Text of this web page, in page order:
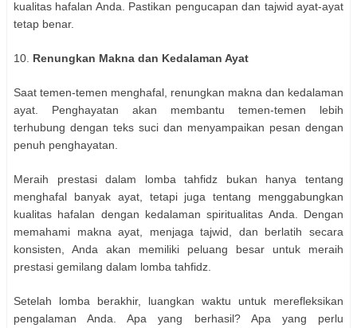
kualitas hafalan Anda. Pastikan pengucapan dan tajwid ayat-ayat
tetap benar.
10. Renungkan Makna dan Kedalaman Ayat
Saat temen-temen menghafal, renungkan makna dan kedalaman
ayat. Penghayatan akan membantu temen-temen lebih
terhubung dengan teks suci dan menyampaikan pesan dengan
penuh penghayatan.
Meraih prestasi dalam lomba tahfidz bukan hanya tentang
menghafal banyak ayat, tetapi juga tentang menggabungkan
kualitas hafalan dengan kedalaman spiritualitas Anda. Dengan
memahami makna ayat, menjaga tajwid, dan berlatih secara
konsisten, Anda akan memiliki peluang besar untuk meraih
prestasi gemilang dalam lomba tahfidz.
Setelah lomba berakhir, luangkan waktu untuk merefleksikan
pengalaman Anda. Apa yang berhasil? Apa yang perlu